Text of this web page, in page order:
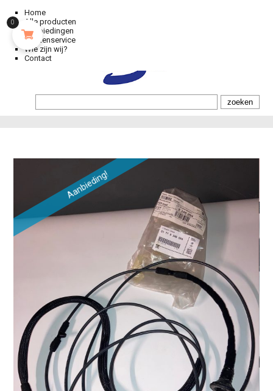
Home
Alle producten
Aanbiedingen
Klantenservice
Wie zijn wij?
Contact
Aanbieding!
0